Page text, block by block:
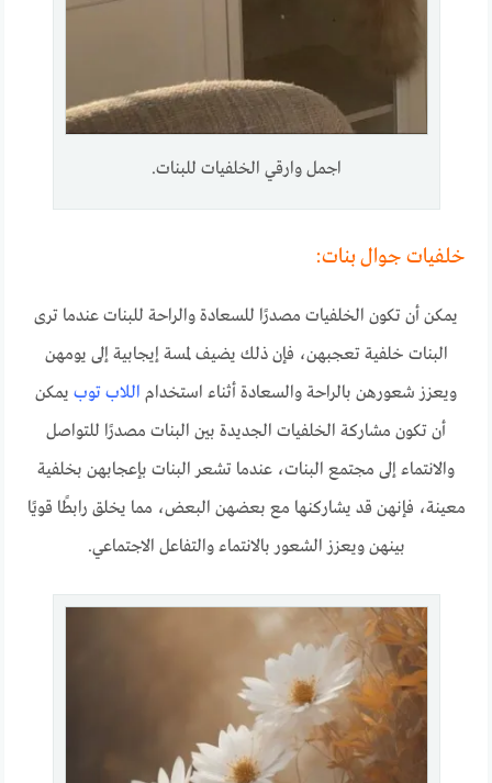
اجمل وارقي الخلفيات للبنات.
خلفيات جوال بنات:
يمكن أن تكون الخلفيات مصدرًا للسعادة والراحة للبنات عندما ترى
البنات خلفية تعجبهن، فإن ذلك يضيف لمسة إيجابية إلى يومهن
ويعزز شعورهن بالراحة والسعادة أثناء استخدام اللاب توب يمكن
أن تكون مشاركة الخلفيات الجديدة بين البنات مصدرًا للتواصل
والانتماء إلى مجتمع البنات، عندما تشعر البنات بإعجابهن بخلفية
معينة، فإنهن قد يشاركنها مع بعضهن البعض، مما يخلق رابطًا قويًا
بينهن ويعزز الشعور بالانتماء والتفاعل الاجتماعي.